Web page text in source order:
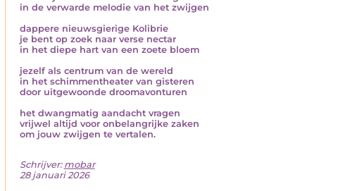
in de verwarde melodie van het zwijgen
dappere nieuwsgierige Kolibrie
je bent op zoek naar verse nectar
in het diepe hart van een zoete bloem
jezelf als centrum van de wereld
in het schimmentheater van gisteren
door uitgewoonde droomavonturen
het dwangmatig aandacht vragen
vrijwel altijd voor onbelangrijke zaken
om jouw zwijgen te vertalen.
Schrijver: mobar
28 januari 2026